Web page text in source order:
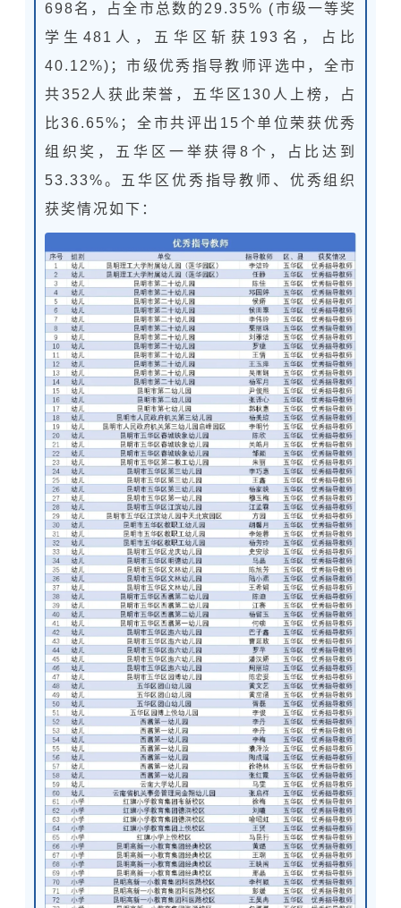
698名，占全市总数的29.35% (市级一等奖
学生481人，五华区斩获193名，占比
40.12%)；市级优秀指导教师评选中，全市
共352人获此荣誉，五华区130人上榜，占
比36.65%；全市共评出15个单位荣获优秀
组织奖，五华区一举获得8个，占比达到
53.33%。五华区优秀指导教师、优秀组织
获奖情况如下：